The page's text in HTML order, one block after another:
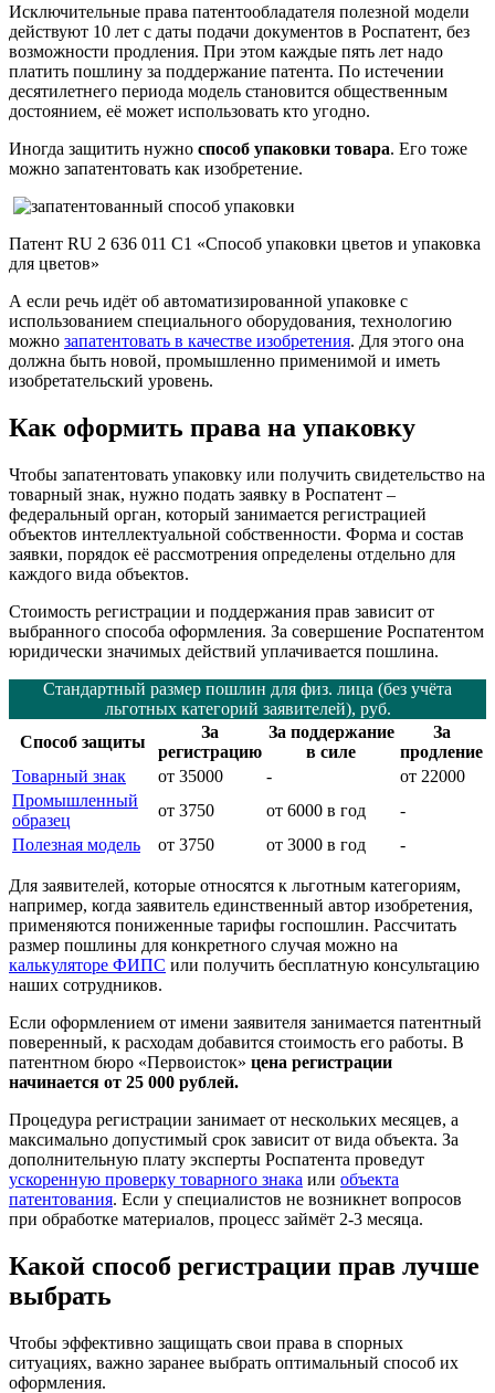
Исключительные права патентообладателя полезной модели
действуют 10 лет с даты подачи документов в Роспатент, без
возможности продления. При этом каждые пять лет надо
платить пошлину за поддержание патента. По истечении
десятилетнего периода модель становится общественным
достоянием, её может использовать кто угодно.
Иногда защитить нужно способ упаковки товара. Его тоже
можно запатентовать как изобретение.
Патент RU 2 636 011 C1 «Способ упаковки цветов и упаковка
для цветов»
А если речь идёт об автоматизированной упаковке с
использованием специального оборудования, технологию
можно запатентовать в качестве изобретения. Для этого она
должна быть новой, промышленно применимой и иметь
изобретательский уровень.
Как оформить права на упаковку
Чтобы запатентовать упаковку или получить свидетельство на
товарный знак, нужно подать заявку в Роспатент –
федеральный орган, который занимается регистрацией
объектов интеллектуальной собственности. Форма и состав
заявки, порядок её рассмотрения определены отдельно для
каждого вида объектов.
Стоимость регистрации и поддержания прав зависит от
выбранного способа оформления. За совершение Роспатентом
юридически значимых действий уплачивается пошлина.
Стандартный размер пошлин для физ. лица (без учёта
льготных категорий заявителей), руб.
Способ защиты
За
регистрацию
За поддержание
в силе
За
продление
Товарный знак
от 35000 -
от 22000
Промышленный
образец
от 3750 от 6000 в год
-
Полезная модель
от 3750 от 3000 в год -
Для заявителей, которые относятся к льготным категориям,
например, когда заявитель единственный автор изобретения,
применяются пониженные тарифы госпошлин. Рассчитать
размер пошлины для конкретного случая можно на
калькуляторе ФИПС или получить бесплатную консультацию
наших сотрудников.
Если оформлением от имени заявителя занимается патентный
поверенный, к расходам добавится стоимость его работы. В
патентном бюро «Первоисток» цена регистрации
начинается от 25 000 рублей.
Процедура регистрации занимает от нескольких месяцев, а
максимально допустимый срок зависит от вида объекта. За
дополнительную плату эксперты Роспатента проведут
ускоренную проверку товарного знака или объекта
патентования. Если у специалистов не возникнет вопросов
при обработке материалов, процесс займёт 2-3 месяца.
Какой способ регистрации прав лучше
выбрать
Чтобы эффективно защищать свои права в спорных
ситуациях, важно заранее выбрать оптимальный способ их
оформления.